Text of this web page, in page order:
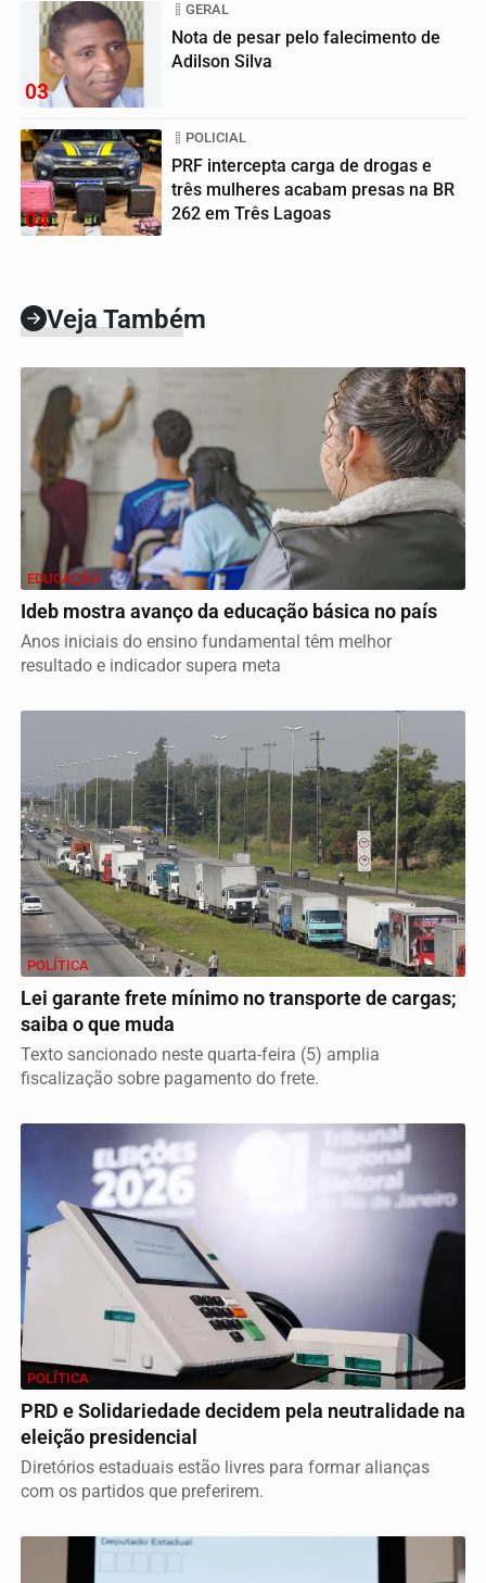
03
GERAL
Nota de pesar pelo falecimento de
Adilson Silva
04
POLICIAL
PRF intercepta carga de drogas e
três mulheres acabam presas na BR
262 em Três Lagoas
Veja Também
EDUCAÇÃO
Ideb mostra avanço da educação básica no país
Anos iniciais do ensino fundamental têm melhor
resultado e indicador supera meta
POLÍTICA
Lei garante frete mínimo no transporte de cargas;
saiba o que muda
Texto sancionado neste quarta-feira (5) amplia
fiscalização sobre pagamento do frete.
POLÍTICA
PRD e Solidariedade decidem pela neutralidade na
eleição presidencial
Diretórios estaduais estão livres para formar alianças
com os partidos que preferirem.